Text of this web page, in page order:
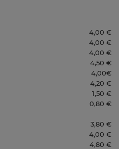
4,00 €
4,00 €
4,00 €
4,50 €
4,00€
4,20 €
1,50 €
0,80 €
3,80 €
4,00 €
4,80 €